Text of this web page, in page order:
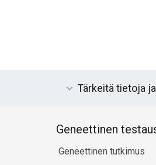
Tärkeitä tietoja
Geneettinen
Geneettinen tutkimus